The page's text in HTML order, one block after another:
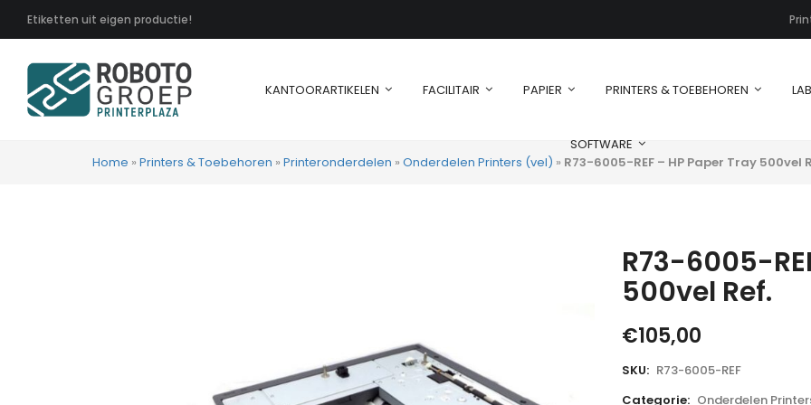
Etiketten uit eigen productie!
KANTOORARTIKELEN FACILITAIR PAPIER PRINTERS & TOEBEHOREN
SOFTWARE
Home » Printers & Toebehoren » Printeronderdelen » Onderdelen Printers (vel) » R73-6005-REF – HP Paper Tray 500vel
R73-6005-
500vel Ref.
€105,00
SKU: R73-6005-REF
Categorie: Onderdelen